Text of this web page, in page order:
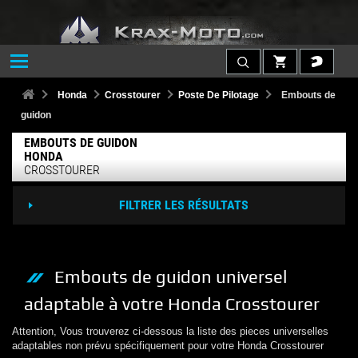
Honda Crosstourer Poste De Pilotage
Embouts de
guidon
EMBOUTS DE GUIDON
HONDA
CROSSTOURER
FILTRER LES RÉSULTATS
Embouts de guidon universel
adaptable à votre Honda Crosstourer
Attention, Vous trouverez ci-dessous la liste des pieces universelles
adaptables non prévu spécifiquement pour votre Honda Crosstourer